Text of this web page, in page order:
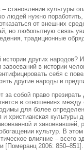
становление
людей нужно
от внешних
но любопытную связь
традиционные
истории других
в истории
себя с
другие народы и
за собой право
в отношениях
для более
христианская
и
культур. В
влияние –
[Померанц 2006: 850–851].